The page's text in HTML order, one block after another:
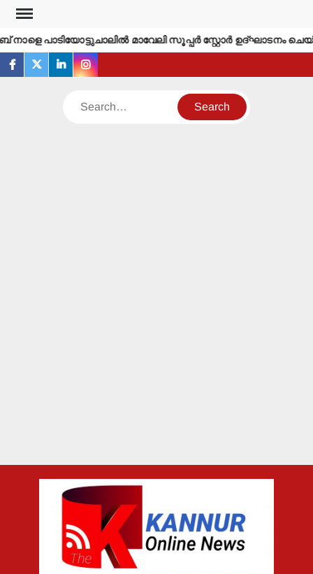
Skip
contentപാടിയോട്ടുചാലില്‍ മാവേലി സൂപ്പര്‍ സ്റ്റോര്‍ ഉദ്ഘാടനം
facebook
twitterlinkedininstagram
Search